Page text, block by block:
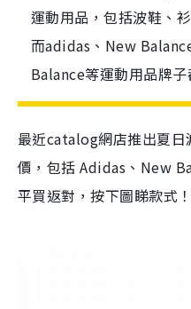
運動用品，包括波鞋、
而adidas、New
Balance等運動用品牌
最近catalog網店推出夏
價，包括 Adidas、New
平買返對，按下圖睇款式！